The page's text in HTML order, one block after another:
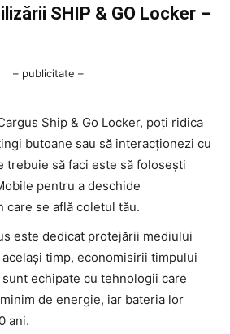
SHIP & GO Locker –
– publicitate –
Ship & Go Locker, poți ridica
butoane sau să interacționezi cu
trebuie să faci este să folosești
pentru a deschide
care se află coletul tău.
este dedicat protejării mediului
timp, economisirii timpului
echipate cu tehnologii care
de energie, iar bateria lor
ani.